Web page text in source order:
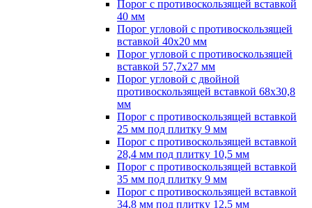
Порог с противоскользящей вставкой
40 мм
Порог угловой с противоскользящей
вставкой 40х20 мм
Порог угловой с противоскользящей
вставкой 57,7х27 мм
Порог угловой с двойной
противоскользящей вставкой 68х30,8
мм
Порог с противоскользящей вставкой
25 мм под плитку 9 мм
Порог с противоскользящей вставкой
28,4 мм под плитку 10,5 мм
Порог с противоскользящей вставкой
35 мм под плитку 9 мм
Порог с противоскользящей вставкой
34,8 мм под плитку 12,5 мм